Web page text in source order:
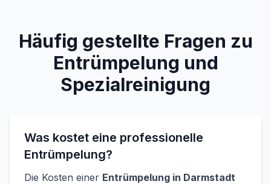
Häufig gestellte Fragen zu
Entrümpelung und
Spezialreinigung
Was kostet eine professionelle
Entrümpelung?
Die Kosten einer Entrümpelung in Darmstadt